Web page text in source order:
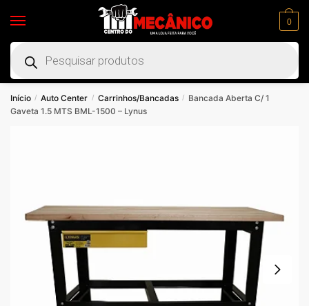
0
Início / Auto Center / Carrinhos/Bancadas /
Bancada Aberta C/ 1
Gaveta 1.5 MTS BML-1500 – Lynus